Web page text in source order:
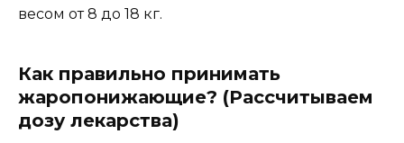
весом от 8 до 18 кг.
Как правильно принимать
жаропонижающие? (Рассчитываем
дозу лекарства)